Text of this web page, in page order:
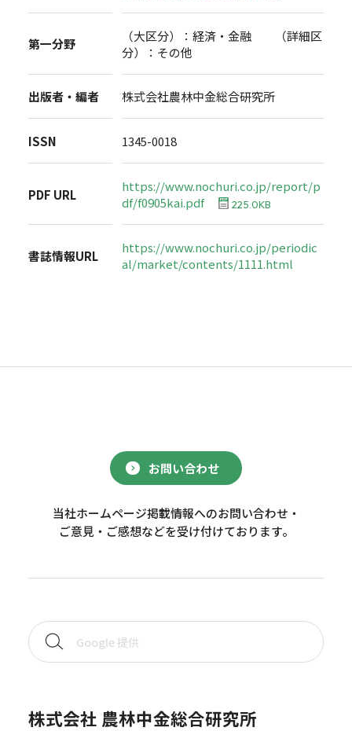
第一分野
（大区分）：経済・金融 （詳細区
分）：その他
出版者・編者 株式会社農林中金総合研究所
ISSN 1345-0018
PDF URL
https://www.nochuri.co.jp/report/p
df/f0905kai.pdf
225.0KB
書誌情報URL
https://www.nochuri.co.jp/periodic
al/market/contents/1111.html
お問い合わせ
当社ホームページ掲載情報へのお問い合わせ・
ご意見・ご感想などを受け付けております。
株式会社 農林中金総合研究所